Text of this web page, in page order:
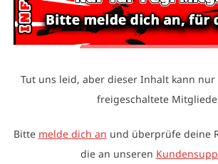
Tut uns leid, aber dieser Inhalt kann
freigeschaltete
Bitte melde dich an und überprüfe deine
die an unseren